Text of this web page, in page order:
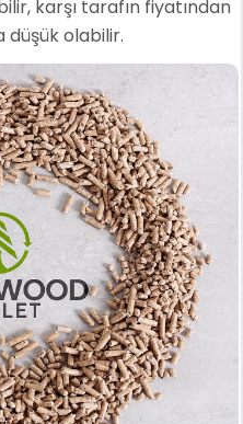
karşı tarafın fiyatından
düşük olabilir.